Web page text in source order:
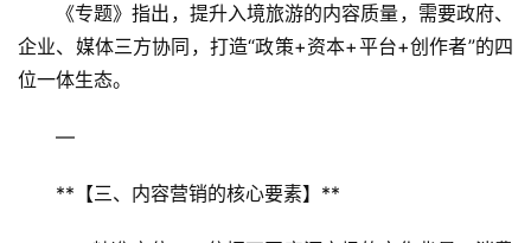
《专题》指出，提升入境旅游的内容质量，需要政府、
企业、媒体三方协同，打造“政策+资本+平台+创作者”的四
位一体生态。
—
**【三、内容营销的核心要素】**